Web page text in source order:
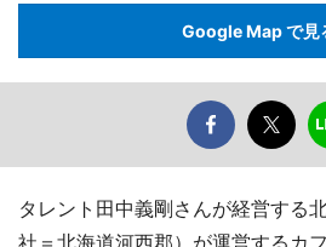
Google Map で見
タレント田中義剛さんが経営する